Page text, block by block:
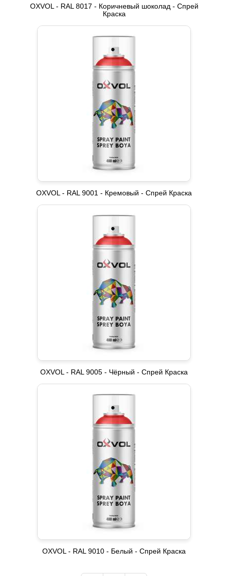
OXVOL - RAL 8017 - Коричневый шоколад - Спрей
Краска
OXVOL - RAL 9001 - Кремовый - Спрей Краска
OXVOL - RAL 9005 - Чёрный - Спрей Краска
OXVOL - RAL 9010 - Белый - Спрей Краска